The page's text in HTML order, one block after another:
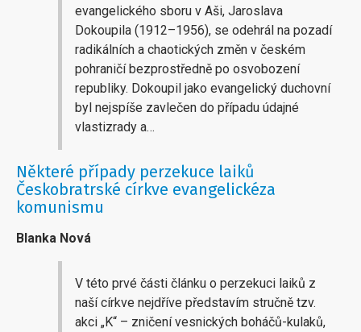
evangelického sboru v Aši, Jaroslava
Dokoupila (1912–1956), se odehrál na pozadí
radikálních a chaotických změn v českém
pohraničí bezprostředně po osvobození
republiky. Dokoupil jako evangelický duchovní
byl nejspíše zavlečen do případu údajné
vlastizrady a…
Některé případy perzekuce laiků
Českobratrské církve evangelickéza
komunismu
Blanka Nová
V této prvé části článku o perzekuci laiků z
naší církve nejdříve představím stručně tzv.
akci „K“ – zničení vesnických boháčů-kulaků,